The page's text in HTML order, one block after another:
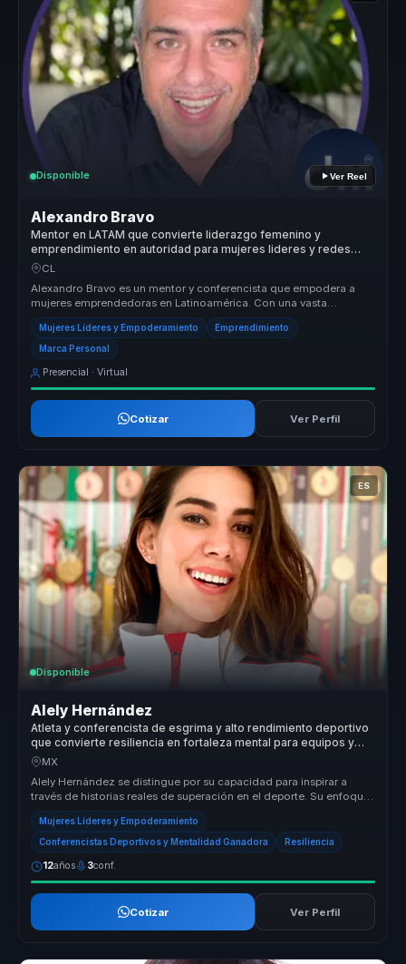
Disponible Ver Reel
Alexandro Bravo
Mentor en LATAM que convierte liderazgo femenino y
emprendimiento en autoridad para mujeres lideres y redes
empresariales.
CL
Alexandro Bravo es un mentor y conferencista que empodera a
mujeres emprendedoras en Latinoamérica. Con una vasta
experiencia y formación...
Mujeres Líderes y Empoderamiento Emprendimiento
Marca Personal
Presencial · Virtual
Cotizar Ver Perfil
ES
Disponible
Alely Hernández
Atleta y conferencista de esgrima y alto rendimiento deportivo
que convierte resiliencia en fortaleza mental para equipos y
lideres.
MX
Alely Hernández se distingue por su capacidad para inspirar a
través de historias reales de superación en el deporte. Su enfoque
en el em...
Mujeres Líderes y Empoderamiento
Conferencistas Deportivos y Mentalidad Ganadora Resiliencia
12años 3conf.
Cotizar Ver Perfil